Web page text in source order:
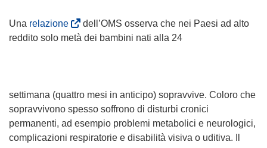
u
o
a
Una relazione(
s
r
e
i
n
dell’OMS osserva che nei Paesi ad alto
reddito solo metà dei bambini nati alla 24
settimana (quattro mesi in anticipo) sopravvive. Coloro che
sopravvivono spesso soffrono di disturbi cronici
permanenti, ad esempio problemi metabolici e neurologici,
complicazioni respiratorie e disabilità visiva o uditiva. Il